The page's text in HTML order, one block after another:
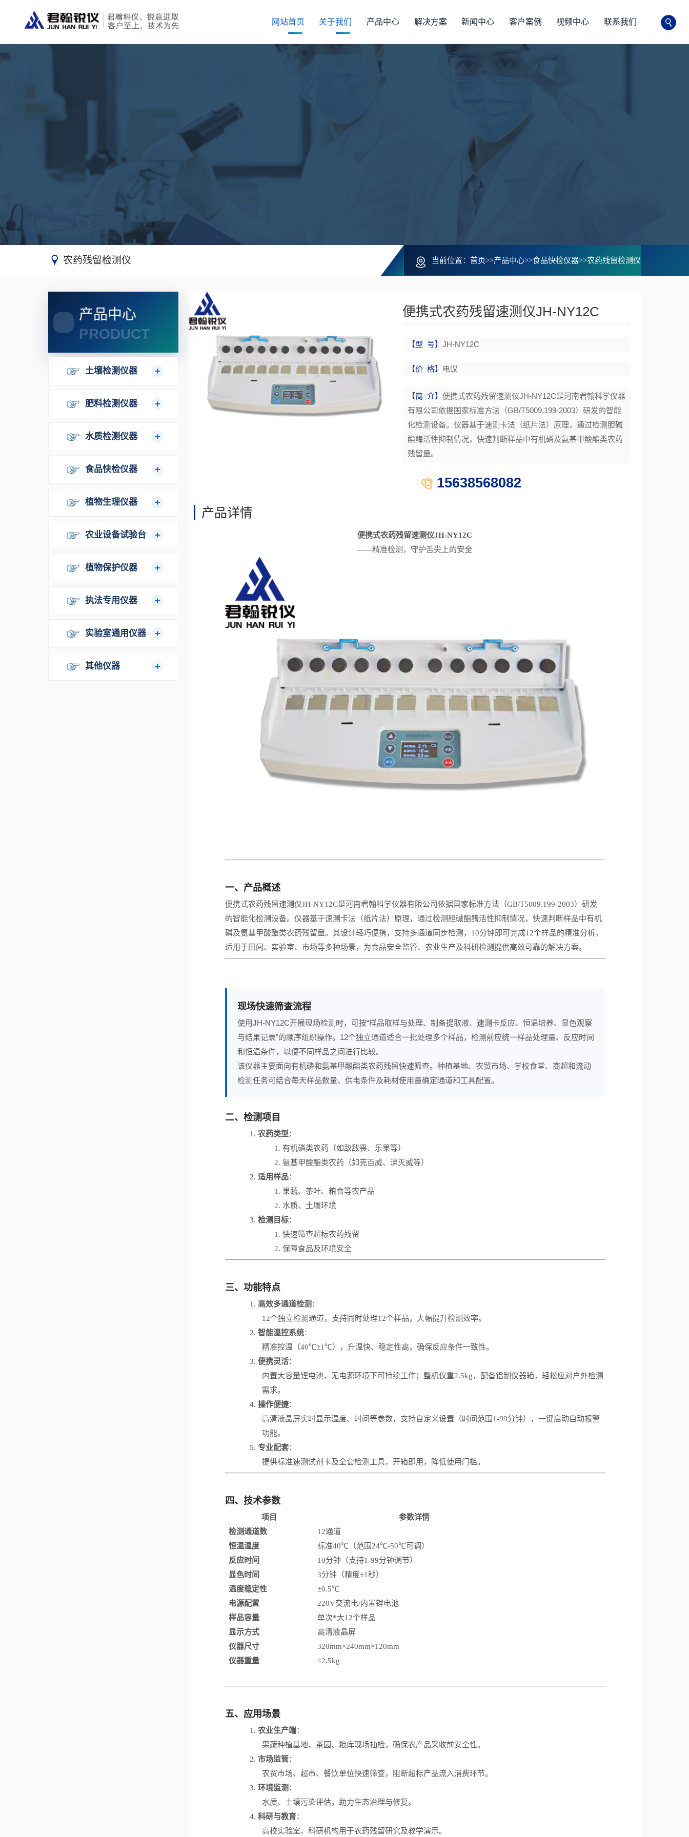
网站首页 关于我们 产品中心 解决方案 新闻中心 客户案例 视频中心 联系我们
农药残留检测仪 当前位置： 首页>>产品中心>>食品快检仪器>>农药残留检测仪
产品中心
PRODUCT
土壤检测仪器
肥料检测仪器
水质检测仪器
食品快检仪器
植物生理仪器
农业设备试验台
植物保护仪器
执法专用仪器
实验室通用仪器
其他仪器
便携式农药残留速测仪JH-NY12C
【型 号】 JH-NY12C
【价 格】 电议
【简 介】 便携式农药残留速测仪JH-NY12C是河南君翰科学仪器
有限公司依据国家标准方法（GB/T5009.199-2003）研发的智能
化检测设备。仪器基于速测卡法（纸片法）原理，通过检测胆碱
酯酶活性抑制情况，快速判断样品中有机磷及氨基甲酸酯类农药
残留量。
15638568082
产品详情
便携式农药残留速测仪JH-NY12C
——精准检测，守护舌尖上的安全
一、产品概述
便携式农药残留速测仪JH-NY12C是河南君翰科学仪器有限公司依据国家标准方法（GB/T5009.199-2003）研发
的智能化检测设备。仪器基于速测卡法（纸片法）原理，通过检测胆碱酯酶活性抑制情况，快速判断样品中有机
磷及氨基甲酸酯类农药残留量。其设计轻巧便携，支持多通道同步检测， 10分钟即可完成12个样品的精准分析，
适用于田间、实验室、市场等多种场景，为食品安全监管、农业生产及科研检测提供高效可靠的解决方案。
现场快速筛查流程
使用JH-NY12C开展现场检测时，可按“样品取样与处理、制备提取液、速测卡反应、恒温培养、显色观察
与结果记录”的顺序组织操作。12个独立通道适合一批处理多个样品，检测前应统一样品处理量、反应时间
和恒温条件，以便不同样品之间进行比较。
该仪器主要面向有机磷和氨基甲酸酯类农药残留快速筛查。种植基地、农贸市场、学校食堂、商超和流动
检测任务可结合每天样品数量、供电条件及耗材使用量确定通道和工具配置。
二、检测项目
1. 农药类型：
1. 有机磷类农药（如敌敌畏、乐果等）
2. 氨基甲酸酯类农药（如克百威、涕灭威等）
2. 适用样品：
1. 果蔬、茶叶、粮食等农产品
2. 水质、土壤环境
3. 检测目标：
1. 快速筛查超标农药残留
2. 保障食品及环境安全
三、功能特点
1. 高效多通道检测 ：
12个独立检测通道，支持同时处理12个样品，大幅提升检测效率。
2. 智能温控系统：
精准控温（40℃±1℃），升温快、稳定性高，确保反应条件一致性。
3. 便携灵活：
内置大容量锂电池，无电源环境下可持续工作；整机仅重2.5kg，配备铝制仪器箱，轻松应对户外检测
需求。
4. 操作便捷：
高清液晶屏实时显示温度、时间等参数，支持自定义设置（时间范围1-99分钟），一键启动自动报警
功能。
5. 专业配套：
提供标准速测试剂卡及全套检测工具，开箱即用，降低使用门槛。
四、 技术参数
项目
参数详情
检测通道数
12通道
恒温温度
标准40℃（范围24℃-50℃可调）
反应时间
10分钟（支持1-99分钟调节）
显色时间
3分钟（精度±1秒）
温度稳定性
±0.5℃
电源配置
220V交流电/内置锂电池
样品容量
单次*大12个样品
显示方式
高清液晶屏
仪器尺寸
320mm×240mm×120mm
仪器重量
≤2.5kg
五、应用场景
1. 农业生产端：
果蔬种植基地、茶园、粮库现场抽检，确保农产品采收前安全性。
2. 市场监管：
农贸市场、超市、餐饮单位快速筛查，阻断超标产品流入消费环节。
3. 环境监测 ：
水质、土壤污染评估，助力生态治理与修复。
4. 科研与教育：
高校实验室、科研机构用于农药残留研究及教学演示。